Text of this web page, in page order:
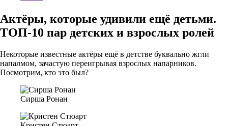
Актёры, которые удивили ещё детьми.
ТОП-10 пар детских и взрослых ролей
Некоторые известные актёры ещё в детстве буквально жгли
напалмом, зачастую переигрывая взрослых напарников.
Посмотрим, кто это был?
Сирша Ронан